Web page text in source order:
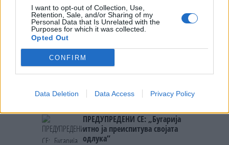
I want to opt-out of Collection, Use,
Retention, Sale, and/or Sharing of my
Personal Data that Is Unrelated with the
Purposes for which it was collected.
Opted Out
CONFIRM
Data Deletion Data Access Privacy Policy
Ахмети кажа што го мачи:
СЛУШАМ, САКААТ ДА СЕ СУДИ
ЗА ВОЕНИТЕ ЗЛОСТРОСТВА НА
УЧК...
МАКЕДОНЦИТЕ ВО СРБИЈА:
ФОРМИРАН МАКЕДОНСКИОТ
НАЦИОНАЛЕН СОЈУЗ
ОСЛОБОДИМЕ- Скандалозна
објава на вицепремиерот на
Црна Гора
ПРЕДУПРЕДЕНИ СЕ: „Бугарија
итно ја преиспитува својата
одлука“